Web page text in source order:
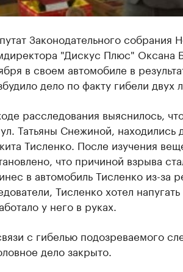
Законодательного собрания
"Дискус Плюс" Оксана
в своем автомобиле в
дело по факту гибели двух
расследования выяснилось,
Татьяны Снежиной,
Тисленко. После изучения
что причиной взрыва
в автомобиль Тисленко из-за
Тисленко хотел
у него в руках.
с гибелью подозреваемого
дело закрыто.